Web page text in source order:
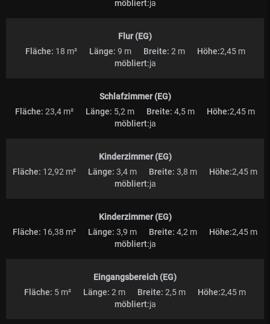
möbliert:ja
Flur (EG)
Fläche: 18 m² Länge: 9 m Breite: 2 m Höhe:2,45 m
möbliert:ja
Schlafzimmer (EG)
Fläche: 23,4 m² Länge: 5,2 m Breite: 4,5 m Höhe:2,45 m
möbliert:ja
Kinderzimmer (EG)
Fläche: 12,92 m² Länge: 3,4 m Breite: 3,8 m Höhe:2,45 m
möbliert:ja
Kinderzimmer (EG)
Fläche: 16,38 m² Länge: 3,9 m Breite: 4,2 m Höhe:2,45 m
möbliert:ja
Eingangsbereich (EG)
Fläche: 5 m² Länge: 2 m Breite: 2,5 m Höhe:2,45 m
möbliert:ja